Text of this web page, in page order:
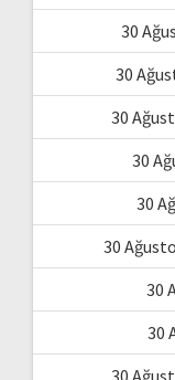
30
30
30
30
30
30
30
30